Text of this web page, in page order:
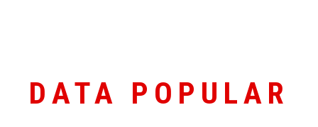
DATA POPULAR